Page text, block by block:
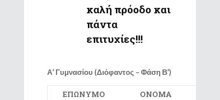
καλή πρόοδο και
πάντα
επιτυχίες!!!
Α’ Γυμνασίου (Διόφαντος – Φάση Β’)
ΕΠΩΝΥΜΟ ΟΝΟΜΑ